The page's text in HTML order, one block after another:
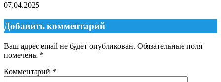
07.04.2025
Добавить комментарий
Ваш адрес email не будет опубликован. Обязательные поля
помечены *
Комментарий *